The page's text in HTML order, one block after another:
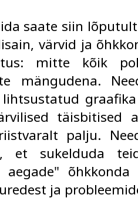
saate siin
värvid ja
mitte kõik
mängudena.
täisbitised
palju.
et sukelduda
aegade"
ja